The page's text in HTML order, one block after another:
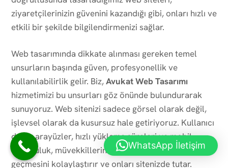
ziyaretçilerinizin güvenini kazandığı gibi, onları hızlı ve
etkili bir şekilde bilgilendirmenizi sağlar.
Web tasarımında dikkate alınması gereken temel
unsurların başında güven, profesyonellik ve
kullanılabilirlik gelir. Biz,Avukat Web Tasarımı
hizmetimizi bu unsurları göz önünde bulundurarak
sunuyoruz. Web sitenizi sadece görsel olarak değil,
işlevsel olarak da kusursuz hale getiriyoruz. Kullanıcı
dostu arayüzler, hızlı yükleme süreleri ve mobil
uyumluluk, müvekkillerinizin web sitenizle etkileşime
geçmesini kolaylaştırır ve onları sitenizde tutar.
WhatsApp İletişim